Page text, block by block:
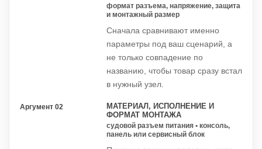
формат разъема, напряжение, защита
и монтажный размер
Сначала сравнивают именно
параметры под ваш сценарий, а
не только совпадение по
названию, чтобы товар сразу встал
в нужный узел.
Аргумент 02
МАТЕРИАЛ, ИСПОЛНЕНИЕ И
ФОРМАТ МОНТАЖА
судовой разъем питания • консоль,
панель или сервисный блок